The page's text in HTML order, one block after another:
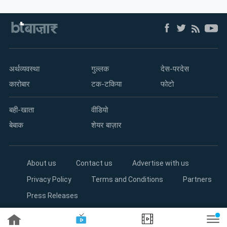
फंड
अर्थव्यवस्था
कारोबार
गुल्लक
टक-टकिया
देस-परदेस
फोटो
बही-खाता
बेबाक
वीडियो
शेयर बाज़ार
About us Contact us
Advertise with us
Privacy Policy
Terms and Conditions
Partners
Press Releases
Copyright©2026 Living Media India Limited. For reprint rights: